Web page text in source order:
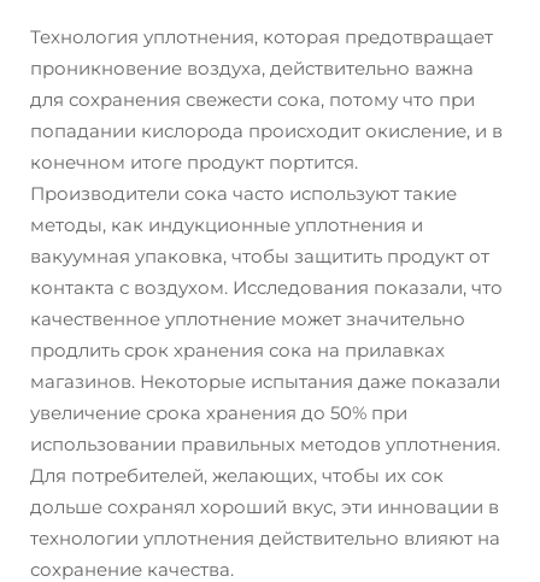
Технология уплотнения, которая предотвращает
проникновение воздуха, действительно важна
для сохранения свежести сока, потому что при
попадании кислорода происходит окисление, и в
конечном итоге продукт портится.
Производители сока часто используют такие
методы, как индукционные уплотнения и
вакуумная упаковка, чтобы защитить продукт от
контакта с воздухом. Исследования показали, что
качественное уплотнение может значительно
продлить срок хранения сока на прилавках
магазинов. Некоторые испытания даже показали
увеличение срока хранения до 50% при
использовании правильных методов уплотнения.
Для потребителей, желающих, чтобы их сок
дольше сохранял хороший вкус, эти инновации в
технологии уплотнения действительно влияют на
сохранение качества.